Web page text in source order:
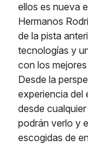
ellos es nueva
Hermanos
de la pista
tecnologías y
con los
Desde la
experiencia del
desde
podrán verlo y
escogidas de